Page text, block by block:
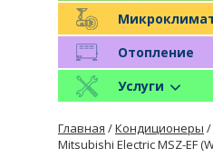
Отопление
Услуги
Главная /Кондиционеры /
Mitsubishi Electric MSZ-EF